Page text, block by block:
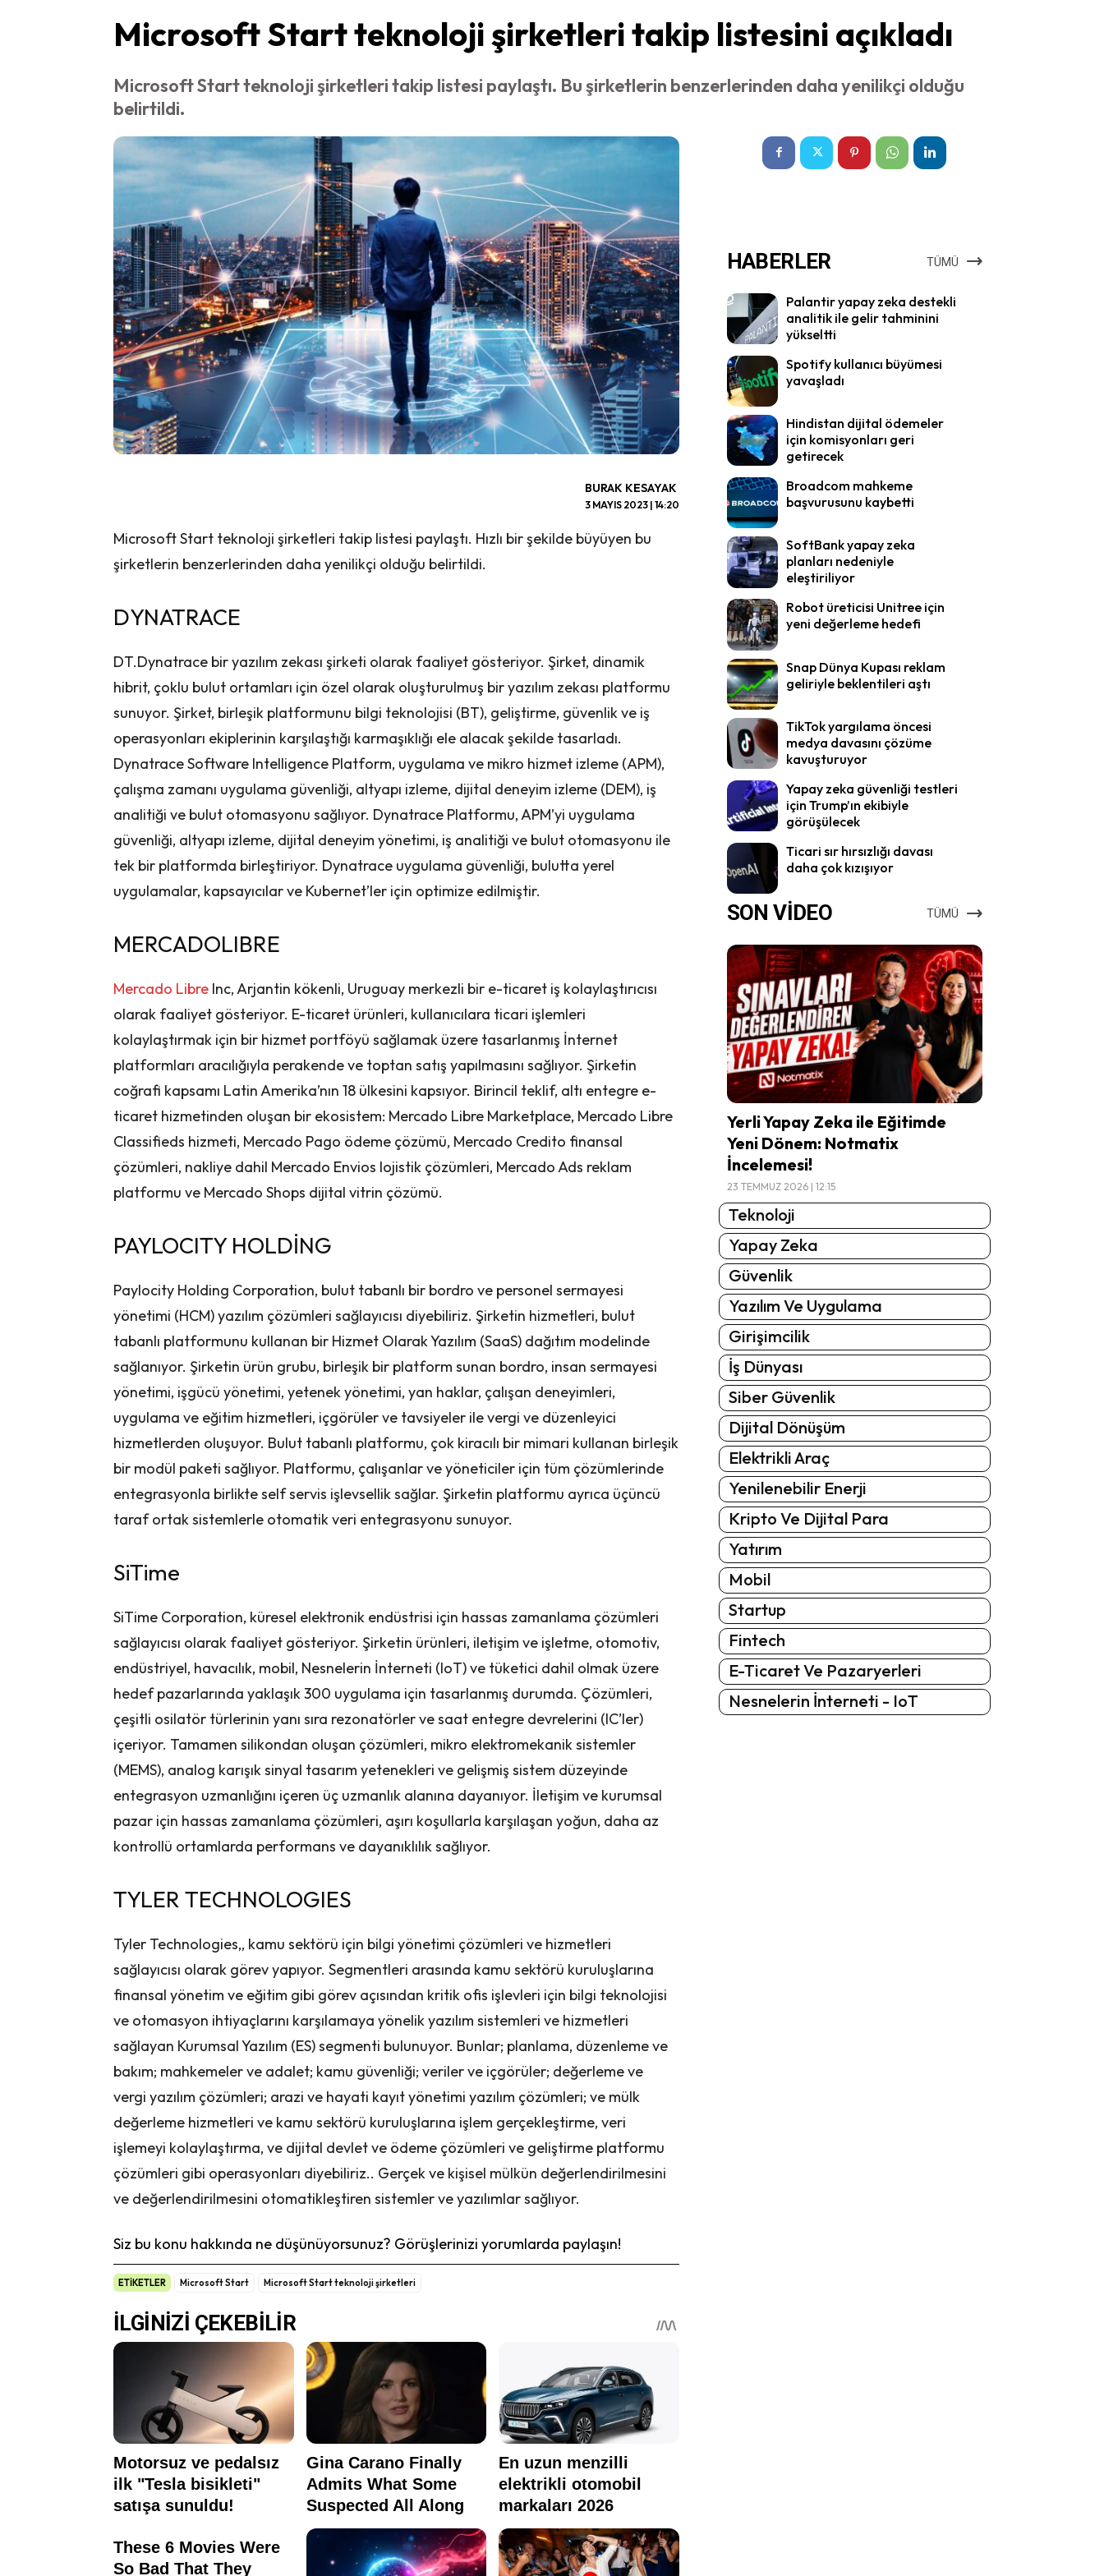
Microsoft Start teknoloji şirketleri takip listesini açıkladı
Microsoft Start teknoloji şirketleri takip listesi paylaştı. Bu şirketlerin benzerlerinden daha yenilikçi olduğu
belirtildi.
BURAK KESAYAK
3 MAYIS 2023 | 14:20
Microsoft Start teknoloji şirketleri takip listesi paylaştı. Hızlı bir şekilde büyüyen bu
şirketlerin benzerlerinden daha yenilikçi olduğu belirtildi.
DYNATRACE
DT.Dynatrace bir yazılım zekası şirketi olarak faaliyet gösteriyor. Şirket, dinamik
hibrit, çoklu bulut ortamları için özel olarak oluşturulmuş bir yazılım zekası platformu
sunuyor. Şirket, birleşik platformunu bilgi teknolojisi (BT), geliştirme, güvenlik ve iş
operasyonları ekiplerinin karşılaştığı karmaşıklığı ele alacak şekilde tasarladı.
Dynatrace Software Intelligence Platform, uygulama ve mikro hizmet izleme (APM),
çalışma zamanı uygulama güvenliği, altyapı izleme, dijital deneyim izleme (DEM), iş
analitiği ve bulut otomasyonu sağlıyor. Dynatrace Platformu, APM’yi uygulama
güvenliği, altyapı izleme, dijital deneyim yönetimi, iş analitiği ve bulut otomasyonu ile
tek bir platformda birleştiriyor. Dynatrace uygulama güvenliği, bulutta yerel
uygulamalar, kapsayıcılar ve Kubernet’ler için optimize edilmiştir.
MERCADOLIBRE
Mercado Libre Inc, Arjantin kökenli, Uruguay merkezli bir e-ticaret iş kolaylaştırıcısı
olarak faaliyet gösteriyor. E-ticaret ürünleri, kullanıcılara ticari işlemleri
kolaylaştırmak için bir hizmet portföyü sağlamak üzere tasarlanmış İnternet
platformları aracılığıyla perakende ve toptan satış yapılmasını sağlıyor. Şirketin
coğrafi kapsamı Latin Amerika’nın 18 ülkesini kapsıyor. Birincil teklif, altı entegre e-
ticaret hizmetinden oluşan bir ekosistem: Mercado Libre Marketplace, Mercado Libre
Classifieds hizmeti, Mercado Pago ödeme çözümü, Mercado Credito finansal
çözümleri, nakliye dahil Mercado Envios lojistik çözümleri, Mercado Ads reklam
platformu ve Mercado Shops dijital vitrin çözümü.
PAYLOCITY HOLDİNG
Paylocity Holding Corporation, bulut tabanlı bir bordro ve personel sermayesi
yönetimi (HCM) yazılım çözümleri sağlayıcısı diyebiliriz. Şirketin hizmetleri, bulut
tabanlı platformunu kullanan bir Hizmet Olarak Yazılım (SaaS) dağıtım modelinde
sağlanıyor. Şirketin ürün grubu, birleşik bir platform sunan bordro, insan sermayesi
yönetimi, işgücü yönetimi, yetenek yönetimi, yan haklar, çalışan deneyimleri,
uygulama ve eğitim hizmetleri, içgörüler ve tavsiyeler ile vergi ve düzenleyici
hizmetlerden oluşuyor. Bulut tabanlı platformu, çok kiracılı bir mimari kullanan birleşik
bir modül paketi sağlıyor. Platformu, çalışanlar ve yöneticiler için tüm çözümlerinde
entegrasyonla birlikte self servis işlevsellik sağlar. Şirketin platformu ayrıca üçüncü
taraf ortak sistemlerle otomatik veri entegrasyonu sunuyor.
SiTime
SiTime Corporation, küresel elektronik endüstrisi için hassas zamanlama çözümleri
sağlayıcısı olarak faaliyet gösteriyor. Şirketin ürünleri, iletişim ve işletme, otomotiv,
endüstriyel, havacılık, mobil, Nesnelerin İnterneti (IoT) ve tüketici dahil olmak üzere
hedef pazarlarında yaklaşık 300 uygulama için tasarlanmış durumda. Çözümleri,
çeşitli osilatör türlerinin yanı sıra rezonatörler ve saat entegre devrelerini (IC’ler)
içeriyor. Tamamen silikondan oluşan çözümleri, mikro elektromekanik sistemler
(MEMS), analog karışık sinyal tasarım yetenekleri ve gelişmiş sistem düzeyinde
entegrasyon uzmanlığını içeren üç uzmanlık alanına dayanıyor. İletişim ve kurumsal
pazar için hassas zamanlama çözümleri, aşırı koşullarla karşılaşan yoğun, daha az
kontrollü ortamlarda performans ve dayanıklılık sağlıyor.
TYLER TECHNOLOGIES
Tyler Technologies,, kamu sektörü için bilgi yönetimi çözümleri ve hizmetleri
sağlayıcısı olarak görev yapıyor. Segmentleri arasında kamu sektörü kuruluşlarına
finansal yönetim ve eğitim gibi görev açısından kritik ofis işlevleri için bilgi teknolojisi
ve otomasyon ihtiyaçlarını karşılamaya yönelik yazılım sistemleri ve hizmetleri
sağlayan Kurumsal Yazılım (ES) segmenti bulunuyor. Bunlar; planlama, düzenleme ve
bakım; mahkemeler ve adalet; kamu güvenliği; veriler ve içgörüler; değerleme ve
vergi yazılım çözümleri; arazi ve hayati kayıt yönetimi yazılım çözümleri; ve mülk
değerleme hizmetleri ve kamu sektörü kuruluşlarına işlem gerçekleştirme, veri
işlemeyi kolaylaştırma, ve dijital devlet ve ödeme çözümleri ve geliştirme platformu
çözümleri gibi operasyonları diyebiliriz.. Gerçek ve kişisel mülkün değerlendirilmesini
ve değerlendirilmesini otomatikleştiren sistemler ve yazılımlar sağlıyor.
Siz bu konu hakkında ne düşünüyorsunuz? Görüşlerinizi yorumlarda paylaşın!
ETİKETLER Microsoft Start Microsoft Start teknoloji şirketleri
HABERLER TÜMÜ
Palantir yapay zeka destekli
analitik ile gelir tahminini
yükseltti
Spotify kullanıcı büyümesi
yavaşladı
Hindistan dijital ödemeler
için komisyonları geri
getirecek
Broadcom mahkeme
başvurusunu kaybetti
SoftBank yapay zeka
planları nedeniyle
eleştiriliyor
Robot üreticisi Unitree için
yeni değerleme hedefi
Snap Dünya Kupası reklam
geliriyle beklentileri aştı
TikTok yargılama öncesi
medya davasını çözüme
kavuşturuyor
Yapay zeka güvenliği testleri
için Trump’ın ekibiyle
görüşülecek
Ticari sır hırsızlığı davası
daha çok kızışıyor
SON VİDEO TÜMÜ
Yerli Yapay Zeka ile Eğitimde
Yeni Dönem: Notmatix
İncelemesi!
23 TEMMUZ 2026 | 12:15
Teknoloji
Yapay Zeka
Güvenlik
Yazılım Ve Uygulama
Girişimcilik
İş Dünyası
Siber Güvenlik
Dijital Dönüşüm
Elektrikli Araç
Yenilenebilir Enerji
Kripto Ve Dijital Para
Yatırım
Mobil
Startup
Fintech
E-Ticaret Ve Pazaryerleri
Nesnelerin İnterneti - IoT